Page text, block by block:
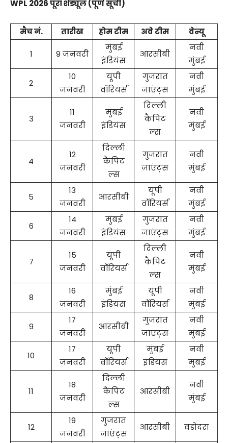
WPL 2026 पूरा शेड्यूल (पूर्ण सूची)
मैच नं. तारीख होम टीम अवे टीम वेन्यू
1 9 जनवरी
मुंबई
इंडियंस
आरसीबी
नवी
मुंबई
2
10
जनवरी
यूपी
वॉरियर्स
गुजरात
जाएंट्स
नवी
मुंबई
3
11
जनवरी
मुंबई
इंडियंस
दिल्ली
कैपिट
ल्स
नवी
मुंबई
4
12
जनवरी
दिल्ली
कैपिट
ल्स
गुजरात
जाएंट्स
नवी
मुंबई
5
13
जनवरी
आरसीबी
यूपी
वॉरियर्स
नवी
मुंबई
6
14
जनवरी
मुंबई
इंडियंस
गुजरात
जाएंट्स
नवी
मुंबई
7
15
जनवरी
यूपी
वॉरियर्स
दिल्ली
कैपिट
ल्स
नवी
मुंबई
8
16
जनवरी
मुंबई
इंडियंस
यूपी
वॉरियर्स
नवी
मुंबई
9
17
जनवरी
आरसीबी
गुजरात
जाएंट्स
नवी
मुंबई
10
17
जनवरी
यूपी
वॉरियर्स
मुंबई
इंडियंस
नवी
मुंबई
11
18
जनवरी
दिल्ली
कैपिट
ल्स
आरसीबी
नवी
मुंबई
12
19
जनवरी
गुजरात
जाएंट्स
आरसीबी वडोदरा